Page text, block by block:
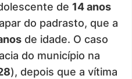
de 14 anos
do padrasto, que a
de idade. O caso
do município na
), depois que a vítima